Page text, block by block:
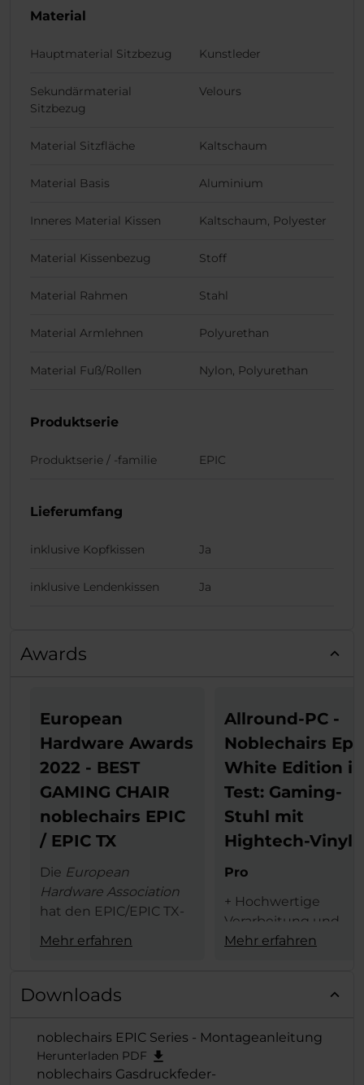
Material
Hauptmaterial Sitzbezug Kunstleder
Sekundärmaterial
Sitzbezug
Velours
Material Sitzfläche Kaltschaum
Material Basis Aluminium
Inneres Material Kissen Kaltschaum, Polyester
Material Kissenbezug Stoff
Material Rahmen Stahl
Material Armlehnen Polyurethan
Material Fuß/Rollen Nylon, Polyurethan
Produktserie
Produktserie / -familie EPIC
Lieferumfang
inklusive Kopfkissen Ja
inklusive Lendenkissen Ja
Awards
European
Hardware Awards
2022 - BEST
GAMING CHAIR
noblechairs EPIC
/ EPIC TX
Die European
Hardware Association
hat den EPIC/EPIC TX-
den begehrten
Award in der
Chair" verliehen und
der exzellenten Reihe
damit erneut die
Mehr erfahren
Allround-PC -
Noblechairs
White Edition
Test: Gaming-
Stuhl mit
Hightech-Vinyl
Pro
+ Hochwertige
Verarbeitung und
Materialauswahl
+ hoher Sitzkomfort
problemloser
Mehr erfahren
Downloads
noblechairs EPIC Series - Montageanleitung
Herunterladen PDF
noblechairs Gasdruckfeder-